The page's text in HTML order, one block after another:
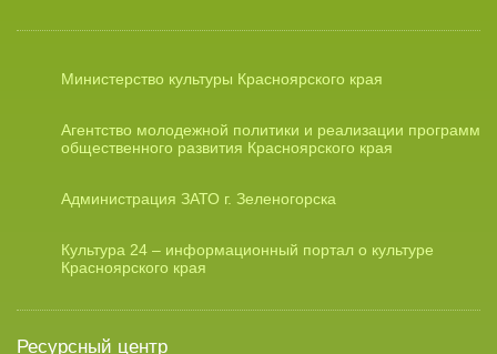
Министерство культуры Красноярского края
Агентство молодежной политики и реализации программ
общественного развития Красноярского края
Администрация ЗАТО г. Зеленогорска
Культура 24 – информационный портал о культуре
Красноярского края
Ресурсный центр